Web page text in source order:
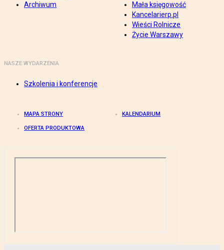
Archiwum
Mała księgowość
Kancelarierp.pl
Wieści Rolnicze
Życie Warszawy
NASZE WYDARZENIA
Szkolenia i konferencje
MAPA STRONY KALENDARIUM
OFERTA PRODUKTOWA